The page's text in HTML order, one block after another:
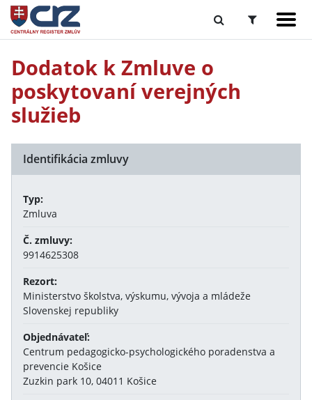
Dodatok k Zmluve o
poskytovaní verejných
služieb
Identifikácia zmluvy
Typ:
Zmluva
Č. zmluvy:
9914625308
Rezort:
Ministerstvo školstva, výskumu, vývoja a mládeže
Slovenskej republiky
Objednávateľ:
Centrum pedagogicko-psychologického poradenstva a
prevencie Košice
Zuzkin park 10, 04011 Košice